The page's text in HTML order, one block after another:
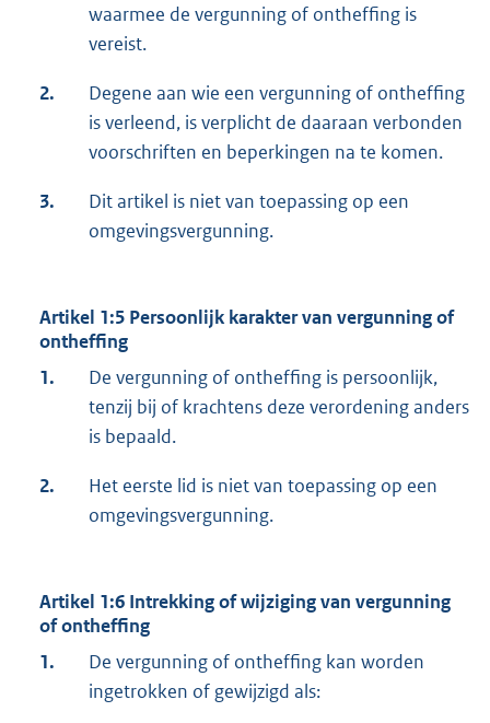
waarmee de vergunning of ontheffing is
vereist.
2.
Degene aan wie een vergunning of ontheffing
is verleend, is verplicht de daaraan verbonden
voorschriften en beperkingen na te komen.
3.
Dit artikel is niet van toepassing op een
omgevingsvergunning.
Artikel 1:5 Persoonlijk karakter van vergunning of
ontheffing
1.
De vergunning of ontheffing is persoonlijk,
tenzij bij of krachtens deze verordening anders
is bepaald.
2.
Het eerste lid is niet van toepassing op een
omgevingsvergunning.
Artikel 1:6 Intrekking of wijziging van vergunning
of ontheffing
1.
De vergunning of ontheffing kan worden
ingetrokken of gewijzigd als: